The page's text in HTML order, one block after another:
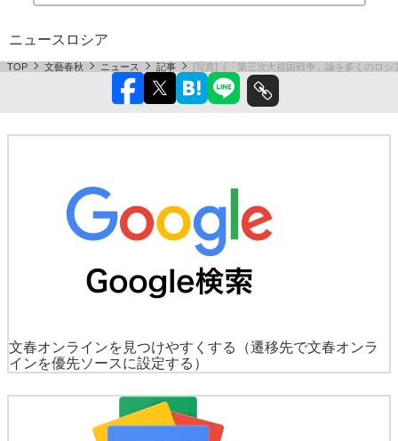
ニュース ロシア
TOP 文藝春秋 ニュース 記事 [写真]《「第三次大祖国戦争」論を多くのロ
文春オンラインを見つけやすくする
（遷移先で文春オンラ
インを優先ソースに設定する）